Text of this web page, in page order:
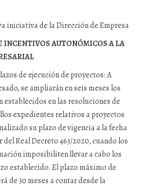
iniciativa de la Dirección de Empresa
INCENTIVOS AUTONÓMICOS A LA
de ejecución de proyectos: A
se ampliarán en seis meses los
establecidos en las resoluciones de
expedientes relativos a proyectos
su plazo de vigencia a la fecha
Real Decreto 463/2020, cuando los
imposibiliten llevar a cabo los
establecido. El plazo máximo de
de 30 meses a contar desde la